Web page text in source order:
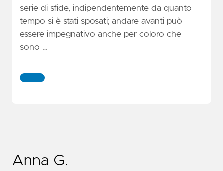
serie di sfide, indipendentemente da quanto
tempo si è stati sposati; andare avanti può
essere impegnativo anche per coloro che
sono …
Anna G.